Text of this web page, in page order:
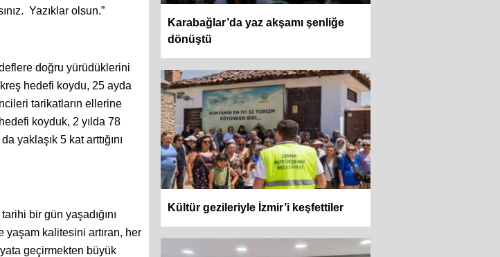
Yazıklar olsun.”
doğru yürüdüklerini
hedefi koydu, 25 ayda
tarikatların ellerine
koyduk, 2 yılda 78
yaklaşık 5 kat arttığını
bir gün yaşadığını
yaşam kalitesini artıran, her
geçirmekten büyük
Karabağlar’da yaz akşamı şenliğe
dönüştü
Kültür gezileriyle İzmir’i keşfettiler